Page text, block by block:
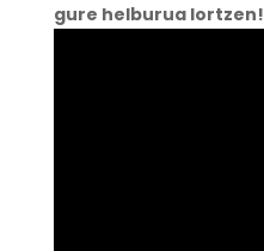
gure helburua lortzen!